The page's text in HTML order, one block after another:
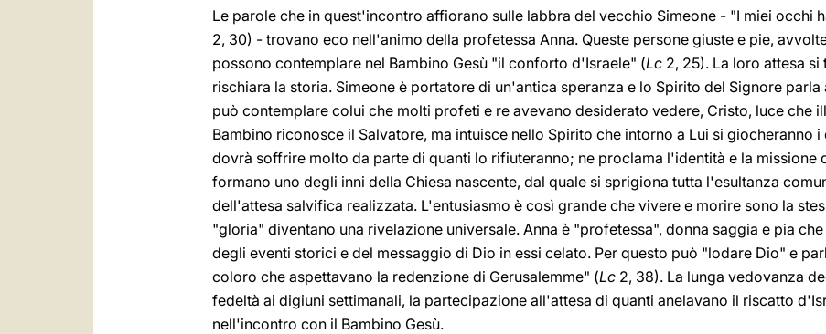
Le parole che in quest'incontro affiorano sulle labbra del vecchio Simeone - "I miei occhi
2, 30) - trovano eco nell'animo della profetessa Anna. Queste persone giuste e pie,
possono contemplare nel Bambino Gesù "il conforto d'Israele" (Lc 2, 25). La loro attesa
rischiara la storia. Simeone è portatore di un'antica speranza e lo Spirito del Signore parla
può contemplare colui che molti profeti e re avevano desiderato vedere, Cristo, luce che
Bambino riconosce il Salvatore, ma intuisce nello Spirito che intorno a Lui si giocheranno
dovrà soffrire molto da parte di quanti lo rifiuteranno; ne proclama l'identità e la missione
formano uno degli inni della Chiesa nascente, dal quale si sprigiona tutta l'esultanza
dell'attesa salvifica realizzata. L'entusiasmo è così grande che vivere e morire sono la
"gloria" diventano una rivelazione universale. Anna è "profetessa", donna saggia e pia
degli eventi storici e del messaggio di Dio in essi celato. Per questo può "lodare Dio" e
coloro che aspettavano la redenzione di Gerusalemme" (Lc 2, 38). La lunga vedovanza
fedeltà ai digiuni settimanali, la partecipazione all'attesa di quanti anelavano il riscatto
nell'incontro con il Bambino Gesù.